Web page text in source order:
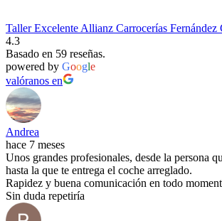
Taller Excelente Allianz Carrocerías Fernández
4.3
Basado en 59 reseñas.
powered by Google
valóranos en
Andrea
hace 7 meses
Unos grandes profesionales, desde la persona
hasta la que te entrega el coche arreglado.
Rapidez y buena comunicación en todo
Sin duda repetiría